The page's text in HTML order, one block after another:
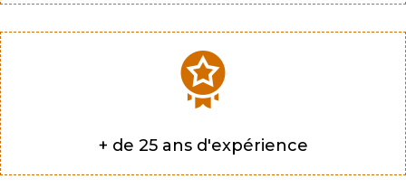
+ de 25 ans d'expérience